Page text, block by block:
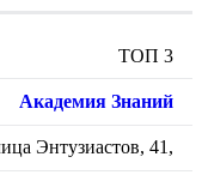
ТОП 3
Академия Знаний
Энтузиастов, 41,